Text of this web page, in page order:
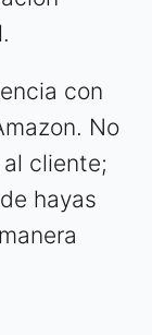
con
No
cliente;
hayas